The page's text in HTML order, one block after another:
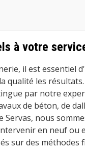
à votre
il est essentiel
qualité les
par notre
de béton, de
nous
en neuf ou
sur des méthodes